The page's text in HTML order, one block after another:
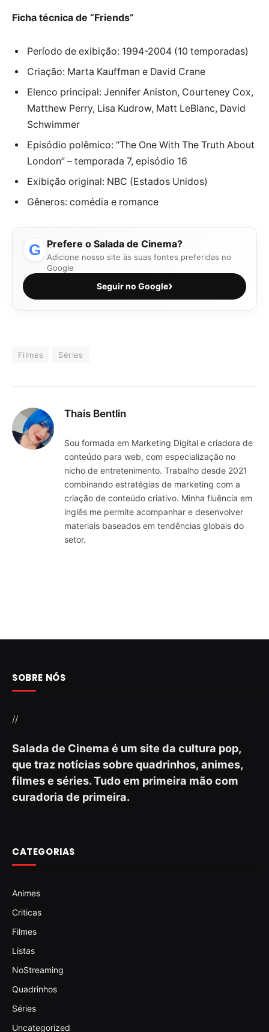
Ficha técnica de “Friends”
Período de exibição: 1994-2004 (10 temporadas)
Criação: Marta Kauffman e David Crane
Elenco principal: Jennifer Aniston, Courteney Cox,
Matthew Perry, Lisa Kudrow, Matt LeBlanc, David
Schwimmer
Episódio polêmico: “The One With The Truth About
London” – temporada 7, episódio 16
Exibição original: NBC (Estados Unidos)
Gêneros: comédia e romance
G Prefere o Salada de Cinema?
Adicione nosso site às suas fontes preferidas no
Google
Seguir no Google›
Filmes Séries
Thais Bentlin
Sou formada em Marketing Digital e criadora de
conteúdo para web, com especialização no
nicho de entretenimento. Trabalho desde 2021
combinando estratégias de marketing com a
criação de conteúdo criativo. Minha fluência em
inglês me permite acompanhar e desenvolver
materiais baseados em tendências globais do
setor.
SOBRE NÓS
//
Salada de Cinema é um site da cultura pop,
que traz notícias sobre quadrinhos, animes,
filmes e séries. Tudo em primeira mão com
curadoria de primeira.
CATEGORIAS
Animes
Criticas
Filmes
Listas
NoStreaming
Quadrinhos
Séries
Uncategorized